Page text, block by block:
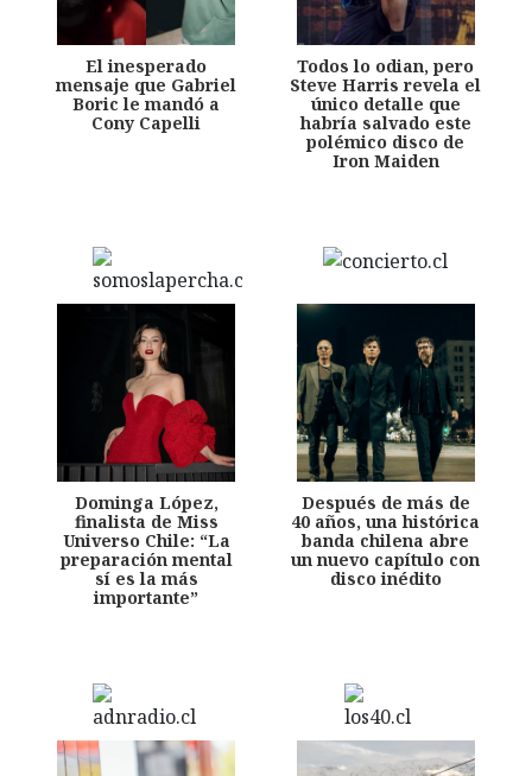
El inesperado
mensaje que Gabriel
Boric le mandó a
Cony Capelli
Todos lo odian, pero
Steve Harris revela el
único detalle que
habría salvado este
polémico disco de
Iron Maiden
Dominga López,
finalista de Miss
Universo Chile: “La
preparación mental
sí es la más
importante”
Después de más de
40 años, una histórica
banda chilena abre
un nuevo capítulo con
disco inédito